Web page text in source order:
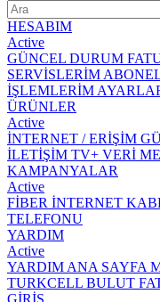
HESABIM
Active
GÜNCEL DURUM
SERVİSLERİM
İŞLEMLERİM
ÜRÜNLER
Active
İNTERNET / ERİŞİM
İLETİŞİM TV+ VERİ
KAMPANYALAR
Active
FİBER İNTERNET
TELEFONU
YARDIM
Active
YARDIM ANA SAYFA
TURKCELL BULUT
GİRİŞ